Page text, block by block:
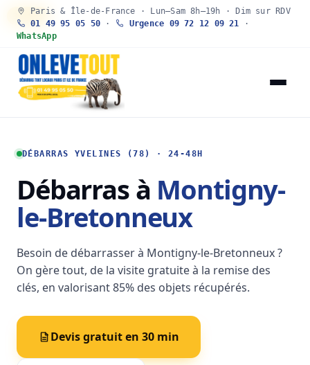
Paris & Île-de-France · Lun–Sam 8h–19h · Dim sur RDV
01 49 95 05 50 · Urgence 09 72 12 09 21 ·
WhatsApp
DÉBARRAS YVELINES (78) · 24-48H
Débarras à Montigny-
le-Bretonneux
Besoin de débarrasser à Montigny-le-Bretonneux ?
On gère tout, de la visite gratuite à la remise des
clés, en valorisant 85% des objets récupérés.
Devis gratuit en 30 min
30 SEC